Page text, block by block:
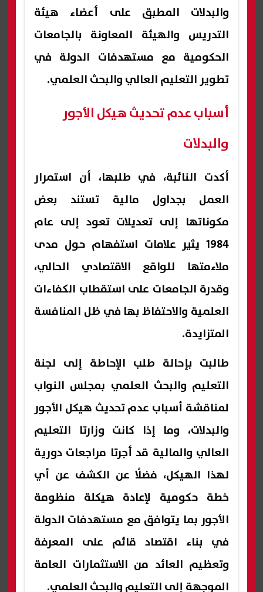
والبدلات المطبق على أعضاء هيئة
التدريس والهيئة المعاونة بالجامعات
الحكومية مع مستهدفات الدولة في
تطوير التعليم العالي والبحث العلمي.
أسباب عدم تحديث هيكل الأجور
والبدلات
أكدت النائبة، في طلبها، أن استمرار
العمل بجداول مالية تستند بعض
مكوناتها إلى تعديلات تعود إلى عام
1984 يثير علامات استفهام حول مدى
ملاءمتها للواقع الاقتصادي الحالي،
وقدرة الجامعات على استقطاب الكفاءات
العلمية والاحتفاظ بها في ظل المنافسة
المتزايدة.
طالبت بإحالة طلب الإحاطة إلى لجنة
التعليم والبحث العلمي بمجلس النواب
لمناقشة أسباب عدم تحديث هيكل الأجور
والبدلات، وما إذا كانت وزارتا التعليم
العالي والمالية قد أجرتا مراجعات دورية
لهذا الهيكل، فضلًا عن الكشف عن أي
خطة حكومية لإعادة هيكلة منظومة
الأجور بما يتوافق مع مستهدفات الدولة
في بناء اقتصاد قائم على المعرفة
وتعظيم العائد من الاستثمارات العامة
الموجهة إلى التعليم والبحث العلمي.